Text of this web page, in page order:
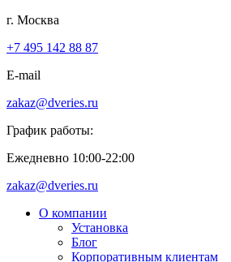
г. Москва
+7 495 142 88 87
E-mail
zakaz@dveries.ru
График работы:
Ежедневно 10:00-22:00
zakaz@dveries.ru
О компании
Установка
Блог
Корпоративным клиентам